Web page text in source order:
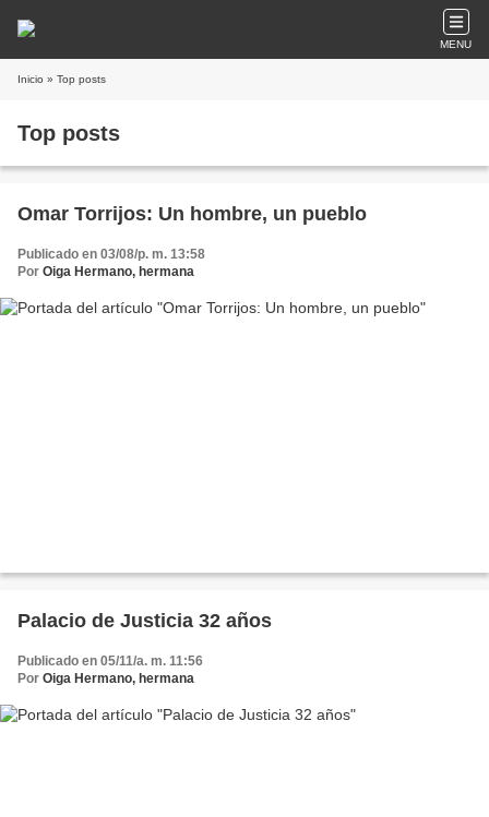
MENU
Inicio » Top posts
Top posts
Omar Torrijos: Un hombre, un pueblo
Publicado en 03/08/p. m. 13:58
Por Oiga Hermano, hermana
Palacio de Justicia 32 años
Publicado en 05/11/a. m. 11:56
Por Oiga Hermano, hermana